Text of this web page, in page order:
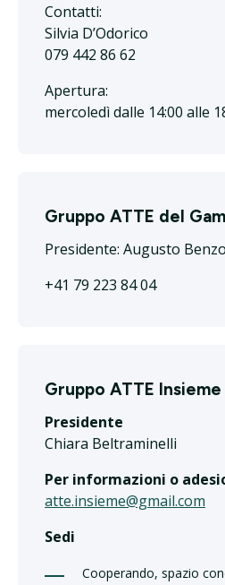
Contatti:
Silvia D’Odorico
079 442 86 62
Apertura:
mercoledì dalle 14:00 alle
Gruppo ATTE del
Presidente: Augusto
+41 79 223 84 04
Gruppo ATTE Insieme
Presidente
Chiara Beltraminelli
Per informazioni o
atte.insieme@gmail.com
Sedi
Cooperando, spazio